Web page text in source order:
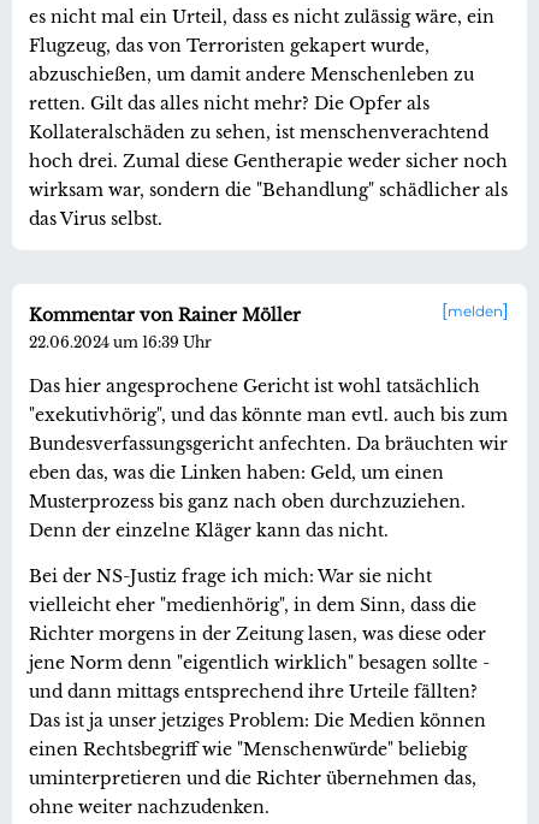
es nicht mal ein Urteil, dass es nicht zulässig wäre, ein
Flugzeug, das von Terroristen gekapert wurde,
abzuschießen, um damit andere Menschenleben zu
retten. Gilt das alles nicht mehr? Die Opfer als
Kollateralschäden zu sehen, ist menschenverachtend
hoch drei. Zumal diese Gentherapie weder sicher noch
wirksam war, sondern die "Behandlung" schädlicher als
das Virus selbst.
melden
Kommentar von Rainer Möller
22.06.2024 um 16:39 Uhr
Das hier angesprochene Gericht ist wohl tatsächlich
"exekutivhörig", und das könnte man evtl. auch bis zum
Bundesverfassungsgericht anfechten. Da bräuchten wir
eben das, was die Linken haben: Geld, um einen
Musterprozess bis ganz nach oben durchzuziehen.
Denn der einzelne Kläger kann das nicht.
Bei der NS-Justiz frage ich mich: War sie nicht
vielleicht eher "medienhörig", in dem Sinn, dass die
Richter morgens in der Zeitung lasen, was diese oder
jene Norm denn "eigentlich wirklich" besagen sollte -
und dann mittags entsprechend ihre Urteile fällten?
Das ist ja unser jetziges Problem: Die Medien können
einen Rechtsbegriff wie "Menschenwürde" beliebig
uminterpretieren und die Richter übernehmen das,
ohne weiter nachzudenken.